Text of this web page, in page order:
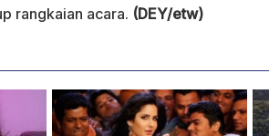
rangkaian acara. (DEY/etw)